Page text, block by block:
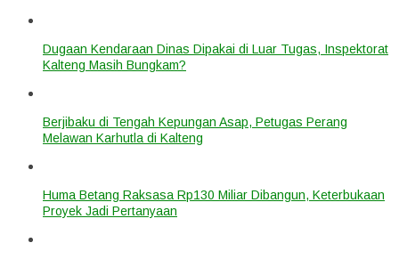
Dugaan Kendaraan Dinas Dipakai di Luar Tugas, Inspektorat
Kalteng Masih Bungkam?
Berjibaku di Tengah Kepungan Asap, Petugas Perang
Melawan Karhutla di Kalteng
Huma Betang Raksasa Rp130 Miliar Dibangun, Keterbukaan
Proyek Jadi Pertanyaan